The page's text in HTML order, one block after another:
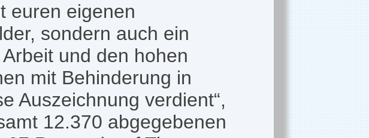
euren eigenen
sondern auch ein
und den hohen
mit Behinderung in
Auszeichnung verdient“,
12.370 abgegebenen